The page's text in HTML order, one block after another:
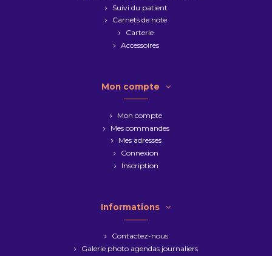
Suivi du patient
Carnets de note
Carterie
Accessoires
Mon compte
Mon compte
Mes commandes
Mes adresses
Connexion
Inscription
Informations
Contactez-nous
Galerie photo agendas journaliers